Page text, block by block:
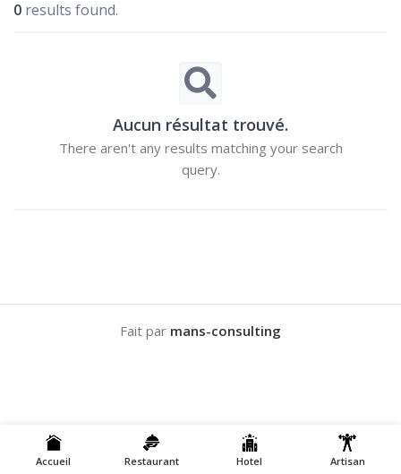
0 results found.
Aucun résultat trouvé.
There aren't any results matching your search
query.
Fait par mans-consulting
Accueil Restaurant Hotel Artisan